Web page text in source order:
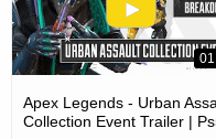
Apex Legends - Urban
Collection Event Trailer |